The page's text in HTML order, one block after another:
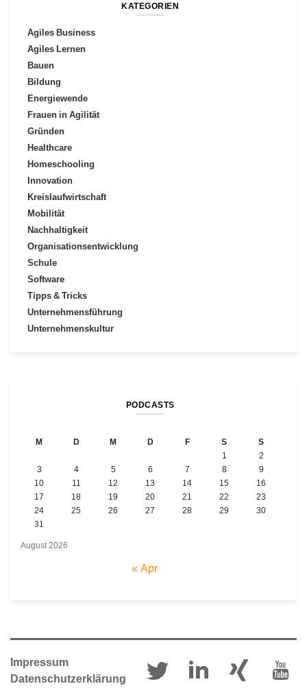
KATEGORIEN
Agiles Business
Agiles Lernen
Bauen
Bildung
Energiewende
Frauen in Agilität
Gründen
Healthcare
Homeschooling
Innovation
Kreislaufwirtschaft
Mobilität
Nachhaltigkeit
Organisationsentwicklung
Schule
Software
Tipps & Tricks
Unternehmensführung
Unternehmenskultur
PODCASTS
August 2026
M D M D F S
S
1
2
3
4 5 6 7 8
9
10
11 12 13 14 15
16
17
18 19 20 21 22
23
24
25 26 27 28 29
30
31
« Apr
Impressum
Datenschutzerklärung